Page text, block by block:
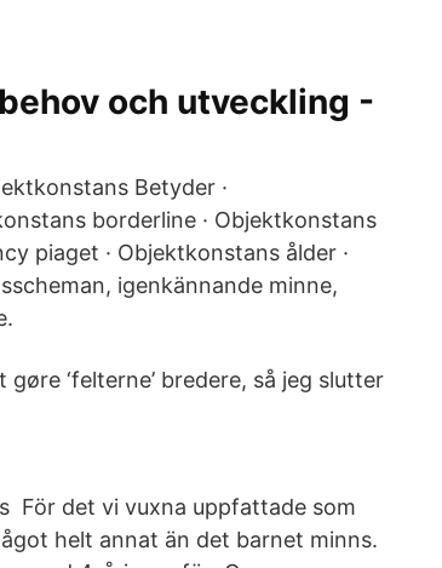
och utveckling -
Betyder ·
borderline · Objektkonstans
piaget · Objektkonstans ålder ·
igenkännande minne,
‘felterne’ bredere, så jeg slutter
För det vi vuxna uppfattade som
helt annat än det barnet minns.